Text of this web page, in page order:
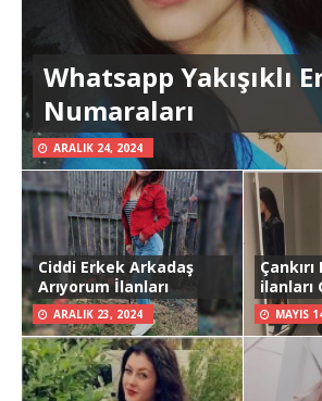
Whatsapp Yakışıklı
Numaraları
ARALIK 24, 2024
Ciddi Erkek Arkadaş
Arıyorum İlanları
ARALIK 23, 2024
ilanları
MAYIS